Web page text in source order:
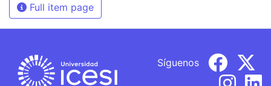
Full item page
Síguenos